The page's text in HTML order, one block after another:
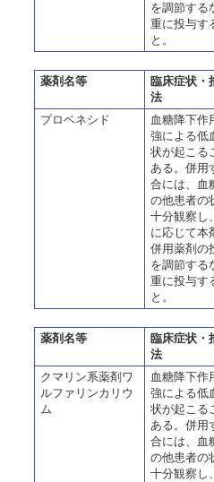
を調節する
重に投与す
と。
薬剤名等
臨床症状・
法
プロベネシド
血糖降下作
強による低
状が起こる
ある。併用
合には、血
の他患者の
十分観察し
に応じて本
併用薬剤の
を調節する
重に投与す
と。
薬剤名等
臨床症状・
法
クマリン系薬剤ワ
ルファリンカリウ
ム
血糖降下作
強による低
状が起こる
ある。併用
合には、血
の他患者の
十分観察し